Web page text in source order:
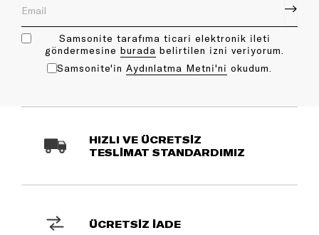
Samsonite tarafıma ticari elektronik ileti
göndermesine bu rada belirtilen izni veriyorum.
Samsonite'in Aydınlatma Metni'ni okudum.
HIZLI VE ÜCRETSİZ
TESLİMAT STANDARDIMIZ
ÜCRETSİZ İADE